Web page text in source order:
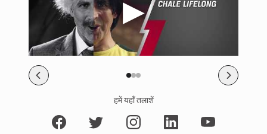
हमें यहाँ तलाशें